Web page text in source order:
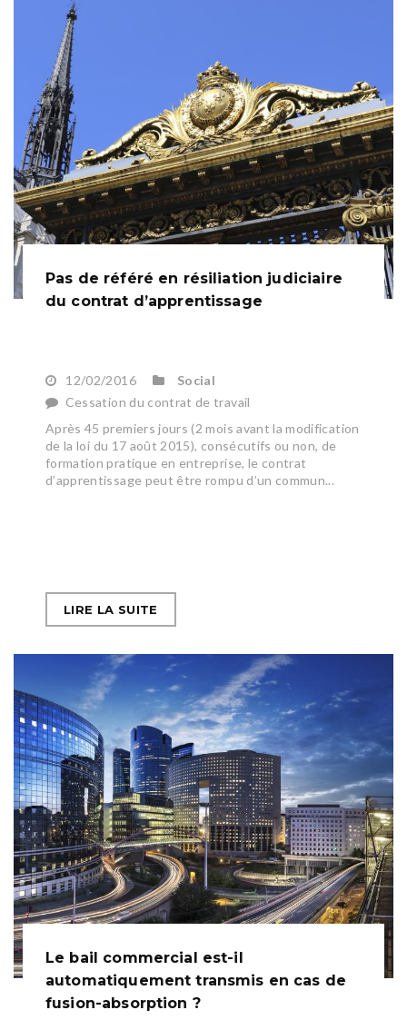
Pas de référé en résiliation judiciaire
du contrat d’apprentissage
12/02/2016
Social
Cessation du contrat de travail
Après 45 premiers jours (2 mois avant la modification
de la loi du 17 août 2015), consécutifs ou non, de
formation pratique en entreprise, le contrat
d’apprentissage peut être rompu d’un commun...
LIRE LA SUITE
Le bail commercial est-il
automatiquement transmis en cas de
fusion-absorption ?